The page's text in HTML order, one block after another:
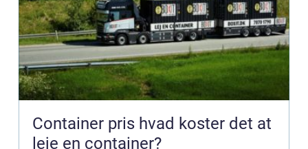
Container pris hvad koster det at
leje en container?